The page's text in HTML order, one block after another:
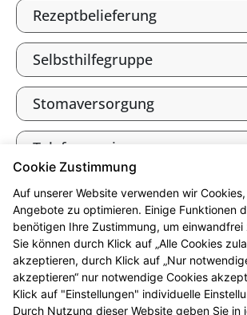
Rezeptbelieferung
Selbsthilfegruppe
Stomaversorgung
Telefonservice
Tierarzneimittel
Verbandkasten, Haus- und
Reiseapotheke
Warenlager
Cookie Zustimmung
Auf unserer Website verwenden wir
Angebote zu optimieren. Einige Funktionen
benötigen Ihre Zustimmung, um
Sie können durch Klick auf „Alle Cookies
akzeptieren, durch Klick auf „Nur
akzeptieren“ nur notwendige Cookies
Klick auf "Einstellungen" individuelle
Durch Nutzung dieser Website geben Sie in